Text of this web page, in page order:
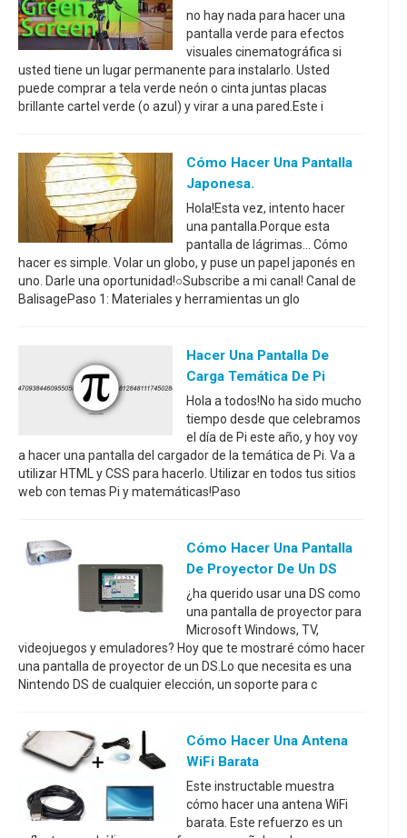
no hay nada para hacer una
pantalla verde para efectos
visuales cinematográfica si
usted tiene un lugar permanente para instalarlo. Usted
puede comprar a tela verde neón o cinta juntas placas
brillante cartel verde (o azul) y virar a una pared.Este i
Cómo Hacer Una Pantalla
Japonesa.
Hola!Esta vez, intento hacer
una pantalla.Porque esta
pantalla de lágrimas... Cómo
hacer es simple. Volar un globo, y puse un papel japonés en
uno. Darle una oportunidad!○Subscribe a mi canal! Canal de
BalisagePaso 1: Materiales y herramientas un glo
Hacer Una Pantalla De
Carga Temática De Pi
Hola a todos!No ha sido mucho
tiempo desde que celebramos
el día de Pi este año, y hoy voy
a hacer una pantalla del cargador de la temática de Pi. Va a
utilizar HTML y CSS para hacerlo. Utilizar en todos tus sitios
web con temas Pi y matemáticas!Paso
Cómo Hacer Una Pantalla
De Proyector De Un DS
¿ha querido usar una DS como
una pantalla de proyector para
Microsoft Windows, TV,
videojuegos y emuladores? Hoy que te mostraré cómo hacer
una pantalla de proyector de un DS.Lo que necesita es una
Nintendo DS de cualquier elección, un soporte para c
Cómo Hacer Una Antena
WiFi Barata
Este instructable muestra
cómo hacer una antena WiFi
barata. Este refuerzo es un